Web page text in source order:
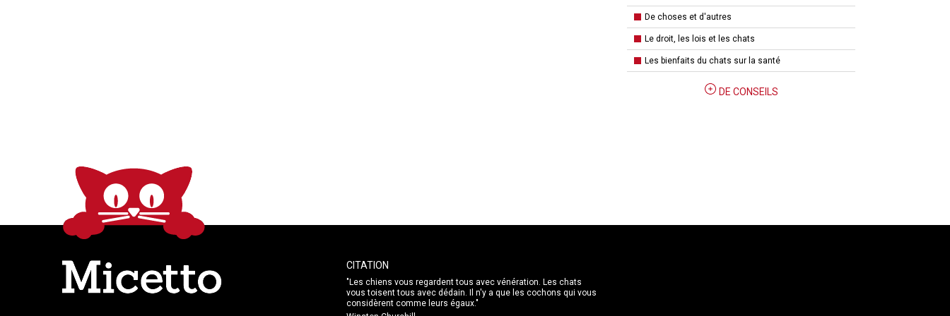
De choses et d'autres
Le droit, les lois et les chats
Les bienfaits du chats sur la santé
DE CONSEILS
CITATION
"Les chiens vous regardent tous avec vénération. Les chats
vous toisent tous avec dédain. Il n'y a que les cochons qui vous
considèrent comme leurs égaux."